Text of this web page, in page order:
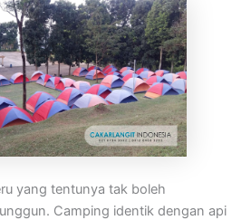
yang tentunya tak boleh
Camping identik dengan api